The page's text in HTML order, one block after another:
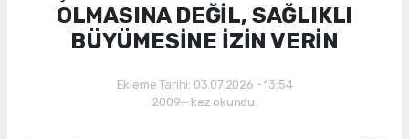
OLMASINA DEĞİL, SAĞLIKLI
BÜYÜMESİNE İZİN VERİN
Ekleme Tarihi: 03.07.2026 - 13:54
2009+ kez okundu.